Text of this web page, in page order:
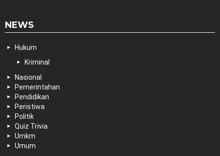
NEWS
Hukum
Kriminal
Nasional
Pemerintahan
Pendidikan
Peristiwa
Politik
Quiz Trivia
Umkm
Umum